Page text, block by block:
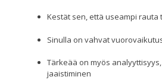
Kestät sen, että useampi rauta
Sinulla on vahvat
Tärkeää on myös analyyttisyys,
jaaistiminen